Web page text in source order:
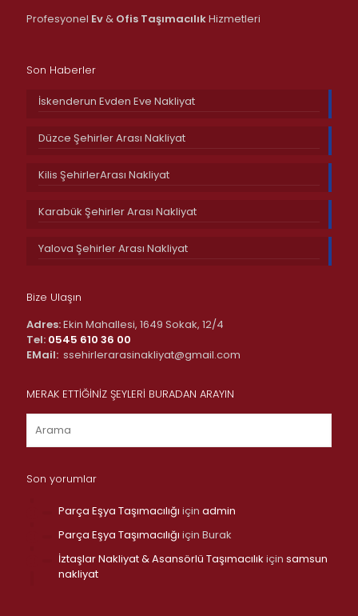
Profesyonel Ev& Ofis TaşımacılıkHizmetleri
Son Haberler
İskenderun Evden Eve Nakliyat
Düzce Şehirler Arası Nakliyat
Kilis ŞehirlerArası Nakliyat
Karabük Şehirler Arası Nakliyat
Yalova Şehirler Arası Nakliyat
Bize Ulaşın
Adres:Ekin Mahallesi, 1649 Sokak, 12/4
Tel: 0545 610 36 00
EMail: ssehirlerarasinakliyat@gmail.com
MERAK ETTİĞİNİZ ŞEYLERİ BURADAN ARAYIN
Son yorumlar
Parça Eşya Taşımacılığı için admin
Parça Eşya Taşımacılığı için Burak
İztaşlar Nakliyat & Asansörlü Taşımacılık için samsun
nakliyat